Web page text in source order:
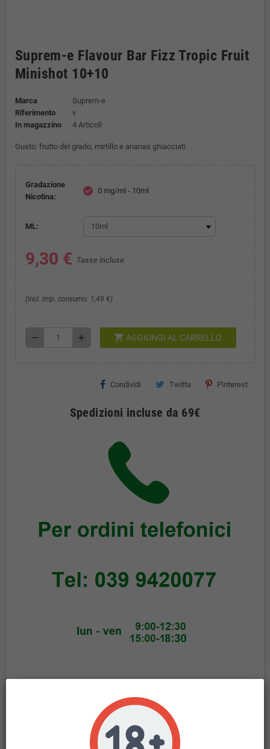
Suprem-e Flavour Bar Fizz Tropic Fruit
Minishot 10+10
Marca
Suprem-e
Riferimento
v
In magazzino
4 Articoli
Gusto: frutto del grado, mirtillo e ananas ghiacciati
Gradazione
Nicotina:
check 0 mg/ml - 10ml
ML:
9,30 € Tasse incluse
(incl. imp. consumo: 1,49 €)
remove add shopping_cart AGGIUNGI AL CARRELLO
Condividi Twitta Pinterest
Spedizioni incluse da 69€
Transazioni sicure tramite il Pos Virtuale di NEXI
Politiche per le spedizioni
Spedizioni incluse per ordini superiori a 69€